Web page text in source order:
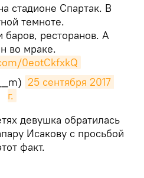
стадионе Спартак. В
темноте.
баров, ресторанов. А
во мраке.
0eotCkfxkQ
25 сентября 2017
г.
девушка обратилась
Исакову с просьбой
факт.